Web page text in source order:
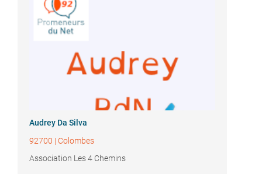
Audrey Da Silva
92700 | Colombes
Association Les 4 Chemins